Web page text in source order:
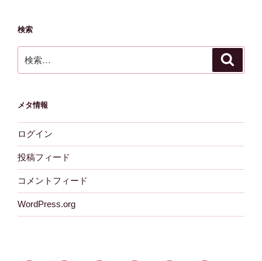
検索
索:
メタ情報
ログイン
投稿フィード
コメントフィード
WordPress.org